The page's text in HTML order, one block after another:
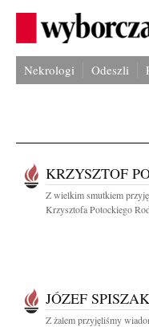
Nekrologi Odeszli
KRZYSZTOF
Z wielkim smutkiem
Krzysztofa Potockiego
JÓZEF SPISZAK
Z żalem przyjęliśmy